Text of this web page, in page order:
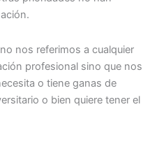
nos referimos a cualquier
profesional sino que nos
o tiene ganas de
o bien quiere tener el